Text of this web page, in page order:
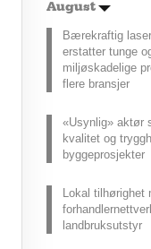
effektivitet under
utfordring.
August
Bærekraftig
erstatter tunge
miljøskadelige
flere bransjer
«Usynlig» aktør
kvalitet og
byggeprosjekter
Lokal tilhørighet
landbruksutstyr